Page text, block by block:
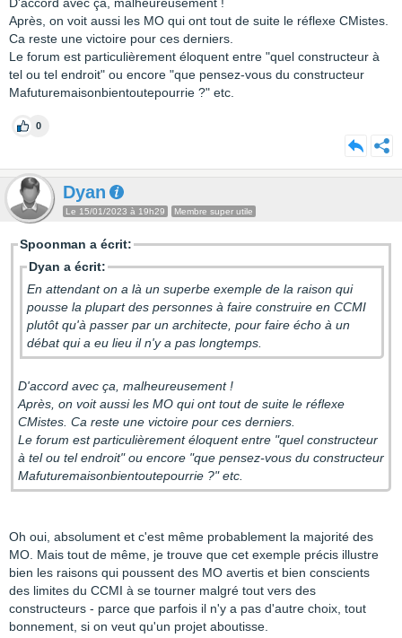
Après, on voit aussi les MO qui ont tout de suite le réflexe CMistes.
Ca reste une victoire pour ces derniers.
Le forum est particulièrement éloquent entre "quel constructeur à
tel ou tel endroit" ou encore "que pensez-vous du constructeur
Mafuturemaisonbientoutepourrie ?" etc.
0
Dyan
Le 15/01/2023 à 19h29 Membre super utile
Spoonman a écrit:
Dyan a écrit:
En attendant on a là un superbe exemple de la raison qui
pousse la plupart des personnes à faire construire en CCMI
plutôt qu'à passer par un architecte, pour faire écho à un
débat qui a eu lieu il n'y a pas longtemps.
D'accord avec ça, malheureusement !
Après, on voit aussi les MO qui ont tout de suite le réflexe
CMistes. Ca reste une victoire pour ces derniers.
Le forum est particulièrement éloquent entre "quel constructeur
à tel ou tel endroit" ou encore "que pensez-vous du constructeur
Mafuturemaisonbientoutepourrie ?" etc.
Oh oui, absolument et c'est même probablement la majorité des
MO. Mais tout de même, je trouve que cet exemple précis illustre
bien les raisons qui poussent des MO avertis et bien conscients
des limites du CCMI à se tourner malgré tout vers des
constructeurs - parce que parfois il n'y a pas d'autre choix, tout
bonnement, si on veut qu'un projet aboutisse.